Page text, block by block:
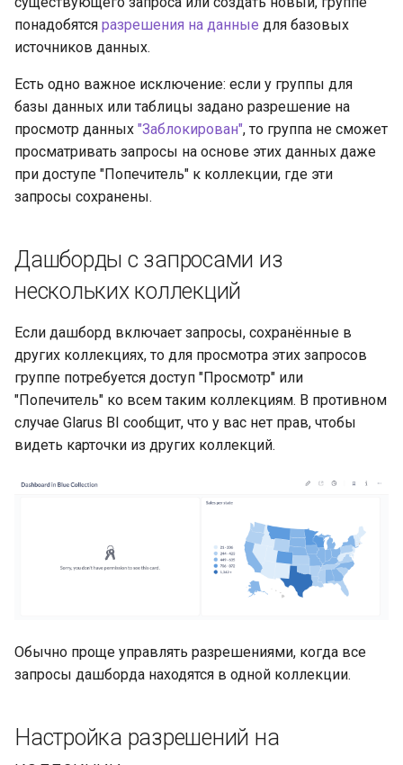
понадобятся разрешения на данные для базовых
источников данных.
Есть одно важное исключение: если у группы для
базы данных или таблицы задано разрешение на
просмотр данных "Заблокирован", то группа не сможет
просматривать запросы на основе этих данных даже
при доступе "Попечитель" к коллекции, где эти
запросы сохранены.
Дашборды с запросами из
нескольких коллекций
Если дашборд включает запросы, сохранённые в
других коллекциях, то для просмотра этих запросов
группе потребуется доступ "Просмотр" или
"Попечитель" ко всем таким коллекциям. В противном
случае Glarus BI сообщит, что у вас нет прав, чтобы
видеть карточки из других коллекций.
Обычно проще управлять разрешениями, когда все
запросы дашборда находятся в одной коллекции.
Настройка разрешений на